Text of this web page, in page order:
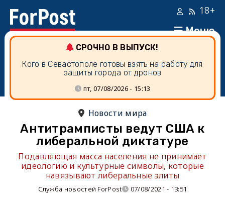
Меню
18+
СРОЧНО В ВЫПУСК!
Кого в Севастополе готовы взять на работу для
защиты города от дронов
пт, 07/08/2026 - 15:13
Новости мира
Антитрамписты ведут США к
либеральной диктатуре
Подавляющая масса населения не принимает
идеологию и культурные символы, которые
навязывают либеральные элиты
Служба новостей ForPost 07/08/2021 - 13:51